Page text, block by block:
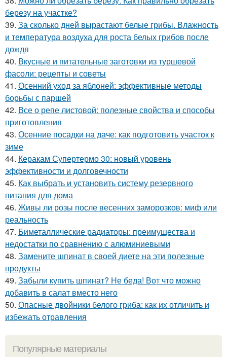
березу на участке?
39. За сколько дней вырастают белые грибы. Влажность
и температура воздуха для роста белых грибов после
дождя
40. Вкусные и питательные заготовки из туршевой
фасоли: рецепты и советы
41. Осенний уход за яблоней: эффективные методы
борьбы с паршей
42. Все о репе листовой: полезные свойства и способы
приготовления
43. Осенние посадки на даче: как подготовить участок к
зиме
44. Керакам Супертермо 30: новый уровень
эффективности и долговечности
45. Как выбрать и установить систему резервного
питания для дома
46. Живы ли розы после весенних заморозков: миф или
реальность
47. Биметаллические радиаторы: преимущества и
недостатки по сравнению с алюминиевыми
48. Замените шпинат в своей диете на эти полезные
продукты
49. Забыли купить шпинат? Не беда! Вот что можно
добавить в салат вместо него
50. Опасные двойники белого гриба: как их отличить и
избежать отравления
Популярные материалы